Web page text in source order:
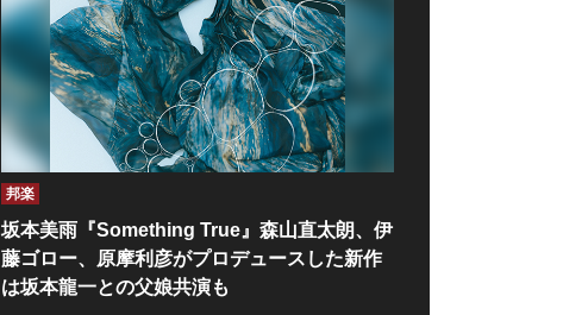
邦楽
坂本美雨『Something True』森山直太朗、伊
藤ゴロー、原摩利彦がプロデュースした新作
は坂本龍一との父娘共演も